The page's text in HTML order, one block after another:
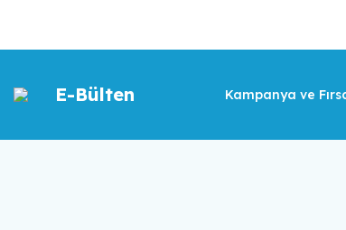
E-Bülten Kampanya ve